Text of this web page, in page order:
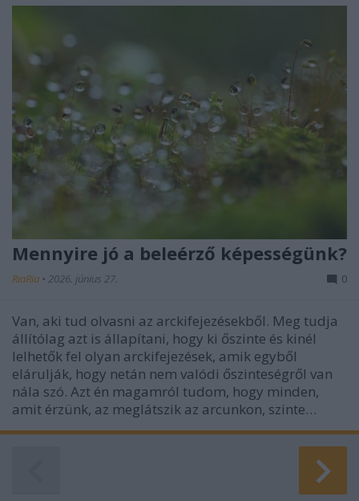
Mennyire jó a beleérző képességünk?
RiaRia • 2026. június 27. 0
Van, aki tud olvasni az arckifejezésekből. Meg tudja
állítólag azt is állapítani, hogy ki őszinte és kinél
lelhetők fel olyan arckifejezések, amik egyből
elárulják, hogy netán nem valódi őszinteségről van
nála szó. Azt én magamról tudom, hogy minden,
amit érzünk, az meglátszik az arcunkon, szinte…